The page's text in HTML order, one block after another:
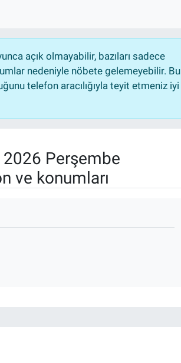
açık olmayabilir, bazıları sadece
nedeniyle nöbete gelemeyebilir. Bu
telefon aracılığıyla teyit etmeniz iyi
Perşembe
ve konumları